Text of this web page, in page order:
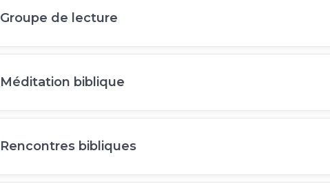
Groupe de lecture
Méditation biblique
Rencontres bibliques